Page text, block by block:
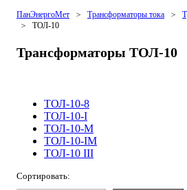
ПанЭнергоМет Трансформаторы тока
ТОЛ-10
Трансформаторы ТОЛ-10
ТОЛ-10-8
ТОЛ-10-I
ТОЛ-10-М
ТОЛ-10-IM
ТОЛ-10 III
Сортировать: